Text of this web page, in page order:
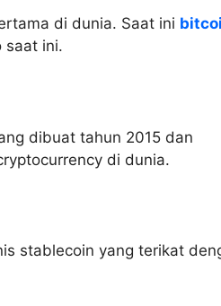
di dunia. Saat ini
saat ini.
dibuat tahun 2015 dan
di dunia.
stablecoin yang terikat